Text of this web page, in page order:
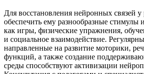
Для восстановления нейронных связей
обеспечить ему разнообразные стимулы
как игры, физические упражнения,
и социальное взаимодействие.
направленные на развитие моторики,
функций, а также создание
среды способствуют активизации